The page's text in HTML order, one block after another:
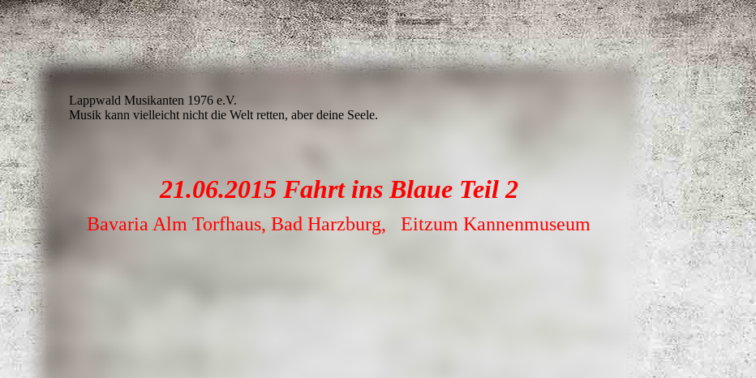
Lappwald Musikanten 1976 e.V.
Musik kann vielleicht nicht die Welt retten, aber deine Seele.
21.06.2015 Fahrt ins Blaue Teil 2
Bavaria Alm Torfhaus, Bad Harzburg, Eitzum Kannenmuseum